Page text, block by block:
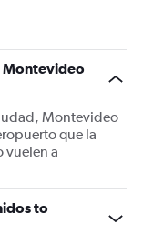
Montevideo
Montevideo
que la
vuelen a
to